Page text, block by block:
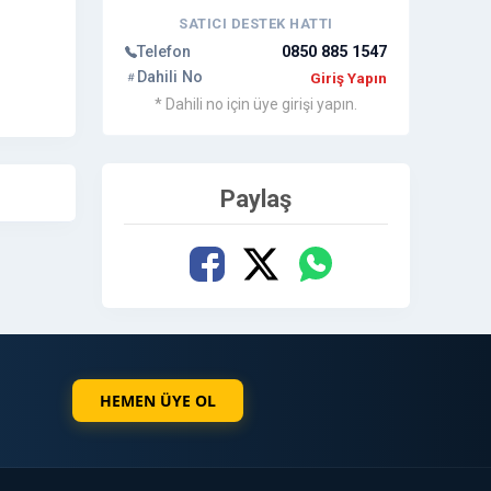
SATICI DESTEK HATTI
Telefon
0850 885 1547
Dahili No
Giriş Yapın
* Dahili no için üye girişi yapın.
Paylaş
HEMEN ÜYE OL